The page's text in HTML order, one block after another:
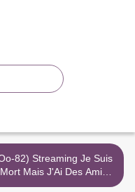
82) Streaming Je Suis
Mort Mais J'Ai Des Amis
Avi Gratuit Youtube